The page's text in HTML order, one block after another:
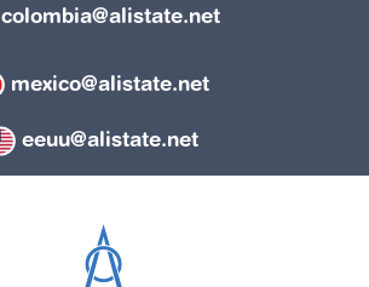
colombia@alistate.net
mexico@alistate.net
eeuu@alistate.net